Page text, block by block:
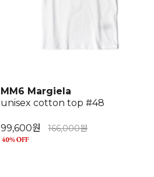
MM6 Margiela
unisex cotton top #48
99,600원 166,000원